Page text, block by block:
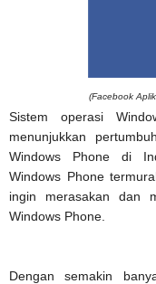
(Facebook
Sistem operasi
menunjukkan
Windows Phone di
Windows Phone
ingin merasakan dan
Windows Phone.
Dengan semakin